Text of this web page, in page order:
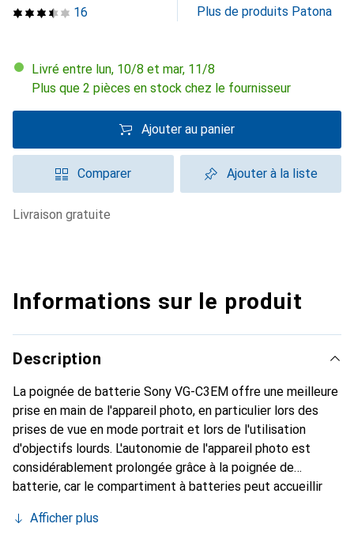
16 Plus de produits Patona
Livré entre lun, 10/8 et mar, 11/8
Plus que 2 pièces en stock chez le fournisseur
Ajouter au panier
Comparer Ajouter à la liste
livraison gratuite
Informations sur le produit
Description
La poignée de batterie Sony VG-C3EM offre une meilleure
prise en main de l'appareil photo, en particulier lors des
prises de vue en mode portrait et lors de l'utilisation
d'objectifs lourds. L'autonomie de l'appareil photo est
considérablement prolongée grâce à la poignée de
batterie, car le compartiment à batteries peut accueillir
ergonomique et à sa surface antidérapante, la poignée
Afficher plus